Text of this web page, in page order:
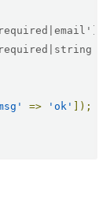
=> 'ok'
]);